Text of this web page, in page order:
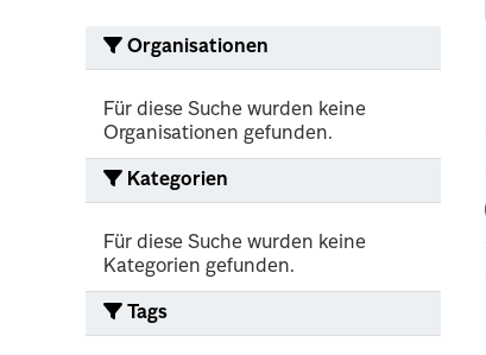
Organisationen
Für diese Suche wurden keine
Organisationen gefunden.
Kategorien
Für diese Suche wurden keine
Kategorien gefunden.
Tags